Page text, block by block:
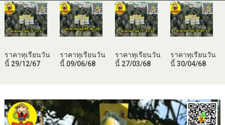
ราคาทุเรียนวัน
นี้ 29/12/67
ราคาทุเรียนวัน
นี้ 09/06/68
ราคาทุเรียนวัน
นี้ 27/03/68
ราคาทุเรียนวัน
นี้ 30/04/68